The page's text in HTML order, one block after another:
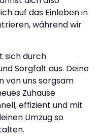
auf das Einleben in
während wir
sich durch
Sorgfalt aus. Deine
von uns sorgsam
Zuhause
effizient und mit
Umzug so